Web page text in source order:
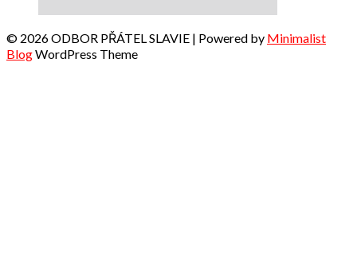
© 2026 ODBOR PŘÁTEL SLAVIE | Powered by Minimalist
BlogWordPress Theme